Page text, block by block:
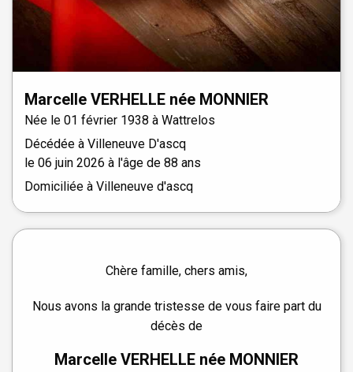
Marcelle VERHELLE née MONNIER
Née le 01 février 1938 à Wattrelos
Décédée à Villeneuve D'ascq
le 06 juin 2026 à l'âge de 88 ans
Domiciliée à Villeneuve d'ascq
Chère famille, chers amis,
Nous avons la grande tristesse de vous faire part du
décès de
Marcelle VERHELLE née MONNIER